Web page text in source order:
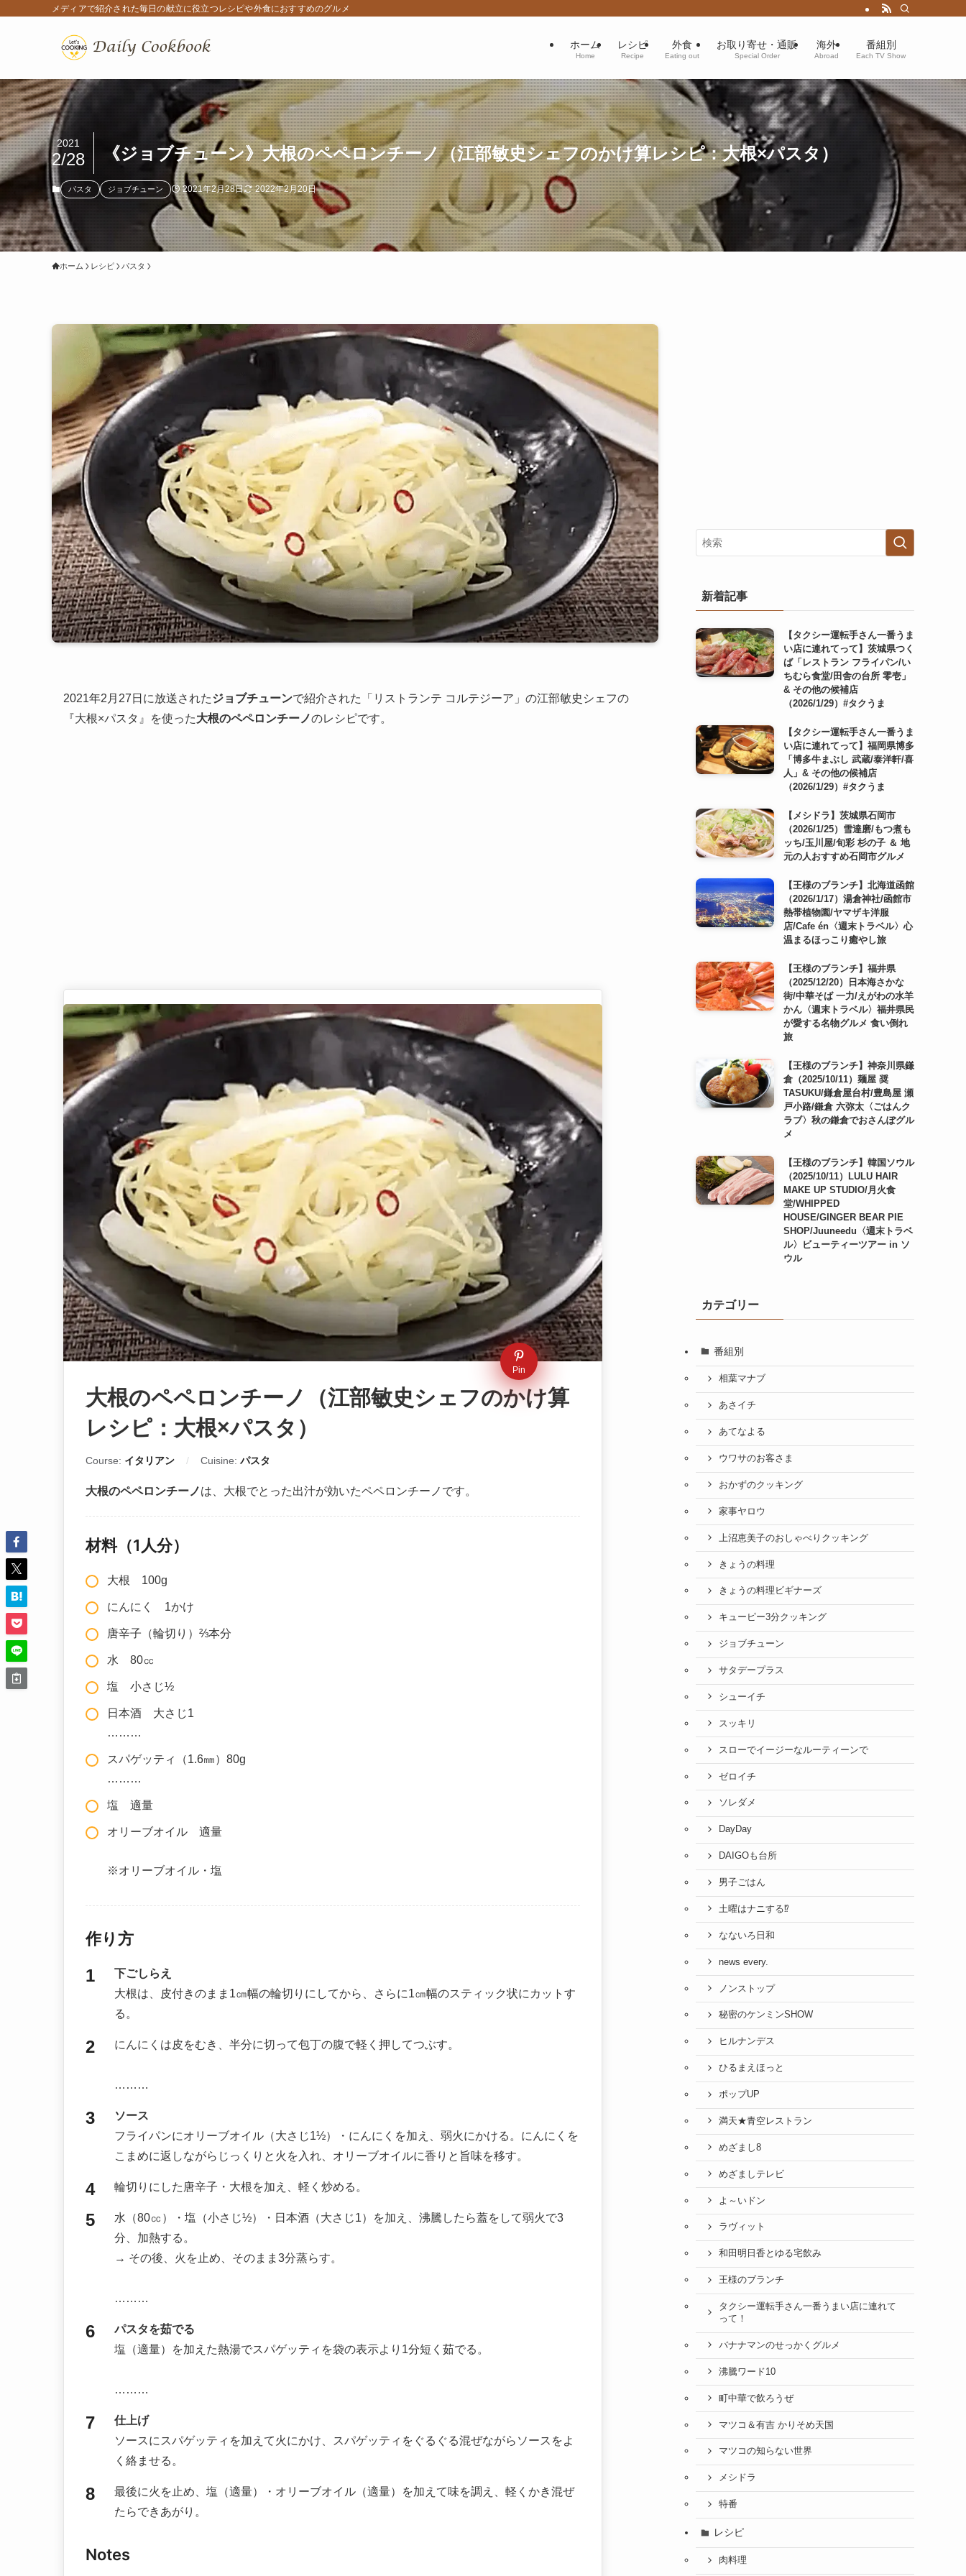
メディアで紹介された毎日の献立に役立つレシピや外食におすすめのグルメ
ホーム
Home
レシピ
Recipe
外食
Eating out
お取り寄せ・通販
Special Order
海外
Abroad
番組別
Each TV Show
《ジョブチューン》大根のペペロンチーノ（江部敏史シェフのかけ算レシピ：大根×パスタ）
2021
2/28
パスタ ジョブチューン 2021年2月28日 2022年2月20日
ホーム レシピ パスタ
2021年2月27日に放送されたジョブチューンで紹介された「リストランテ コルテジーア」の江部敏史シェフの
『大根×パスタ』を使った大根のペペロンチーノのレシピです。
Pin
大根のペペロンチーノ（江部敏史シェフのかけ算
レシピ：大根×パスタ）
Course: イタリアン Cuisine: パスタ
大根のペペロンチーノは、大根でとった出汁が効いたペペロンチーノです。
材料（1人分）
大根 100g
にんにく 1かけ
唐辛子（輪切り）⅔本分
水 80㏄
塩 小さじ½
日本酒 大さじ1
………
スパゲッティ（1.6㎜）80g
………
塩 適量
オリーブオイル 適量
※オリーブオイル・塩
作り方
下ごしらえ
大根は、皮付きのまま1㎝幅の輪切りにしてから、さらに1㎝幅のスティック状にカットす
る。
にんにくは皮をむき、半分に切って包丁の腹で軽く押してつぶす。
………
ソース
フライパンにオリーブオイル（大さじ1½）・にんにくを加え、弱火にかける。にんにくを
こまめに返しながらじっくりと火を入れ、オリーブオイルに香りと旨味を移す。
輪切りにした唐辛子・大根を加え、軽く炒める。
水（80㏄）・塩（小さじ½）・日本酒（大さじ1）を加え、沸騰したら蓋をして弱火で3
分、加熱する。
→ その後、火を止め、そのまま3分蒸らす。
………
パスタを茹でる
塩（適量）を加えた熱湯でスパゲッティを袋の表示より1分短く茹でる。
………
仕上げ
ソースにスパゲッティを加えて火にかけ、スパゲッティをぐるぐる混ぜながらソースをよ
く絡ませる。
最後に火を止め、塩（適量）・オリーブオイル（適量）を加えて味を調え、軽くかき混ぜ
たらできあがり。
Notes
新着記事
【タクシー運転手さん一番うま
い店に連れてって】茨城県つく
ば「レストラン フライパン/い
ちむら食堂/田舎の台所 零壱」
& その他の候補店
（2026/1/29）#タクうま
【タクシー運転手さん一番うま
い店に連れてって】福岡県博多
「博多牛まぶし 武蔵/泰洋軒/喜
人」& その他の候補店
（2026/1/29）#タクうま
【メシドラ】茨城県石岡市
（2026/1/25）雪達磨/もつ煮も
ッち/玉川屋/旬彩 杉の子 ＆ 地
元の人おすすめ石岡市グルメ
【王様のブランチ】北海道函館
（2026/1/17）湯倉神社/函館市
熱帯植物園/ヤマザキ洋服
店/Cafe én〈週末トラベル〉心
温まるほっこり癒やし旅
【王様のブランチ】福井県
（2025/12/20）日本海さかな
街/中華そば 一力/えがわの水羊
かん〈週末トラベル〉福井県民
が愛する名物グルメ 食い倒れ
旅
【王様のブランチ】神奈川県鎌
倉（2025/10/11）麺屋 奨
TASUKU/鎌倉屋台村/豊島屋 瀬
戸小路/鎌倉 六弥太〈ごはんク
ラブ〉秋の鎌倉でおさんぽグル
メ
【王様のブランチ】韓国ソウル
（2025/10/11）LULU HAIR
MAKE UP STUDIO/月火食
堂/WHIPPED
HOUSE/GINGER BEAR PIE
SHOP/Juuneedu〈週末トラベ
ル〉ビューティーツアー in ソ
ウル
カテゴリー
番組別
相葉マナブ
あさイチ
あてなよる
ウワサのお客さま
おかずのクッキング
家事ヤロウ
上沼恵美子のおしゃべりクッキング
きょうの料理
きょうの料理ビギナーズ
キューピー3分クッキング
ジョブチューン
サタデープラス
シューイチ
スッキリ
スローでイージーなルーティーンで
ゼロイチ
ソレダメ
DayDay
DAIGOも台所
男子ごはん
土曜はナニする⁉
なないろ日和
news every.
ノンストップ
秘密のケンミンSHOW
ヒルナンデス
ひるまえほっと
ポップUP
満天★青空レストラン
めざまし8
めざましテレビ
よ～いドン
ラヴィット
和田明日香とゆる宅飲み
王様のブランチ
タクシー運転手さん一番うまい店に連れて
って！
バナナマンのせっかくグルメ
沸騰ワード10
町中華で飲ろうぜ
マツコ＆有吉 かりそめ天国
マツコの知らない世界
メシドラ
特番
レシピ
肉料理